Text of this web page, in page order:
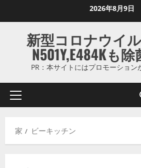
ス
ッ
ま
2026年8月9日
新型コロナウイ
N501Y,E484Kも
PR：本サイトにはプロモーション
プ
マ
家 ビーキッチン